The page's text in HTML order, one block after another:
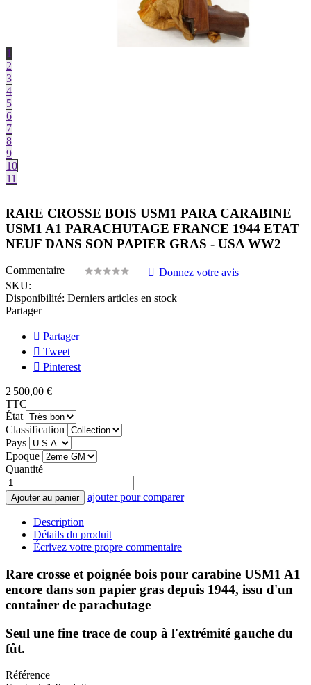
1
2
3
4
5
6
7
8
9
10
11
RARE CROSSE BOIS USM1 PARA CARABINE
USM1 A1 PARACHUTAGE FRANCE 1944 ETAT
NEUF DANS SON PAPIER GRAS - USA WW2
Commentaire
Donnez votre avis
SKU:
Disponibilité: Derniers articles en stock
Partager
Partager
Tweet
Pinterest
2 500,00 €
TTC
État
Classification
Pays
Epoque
Quantité
Ajouter au panier ajouter pour comparer
Description
Détails du produit
Écrivez votre propre commentaire
Rare crosse et poignée bois pour carabine USM1 A1
encore dans son papier gras depuis 1944, issu d'un
container de parachutage
Seul une fine trace de coup à l'extrémité gauche du
fût.
Référence